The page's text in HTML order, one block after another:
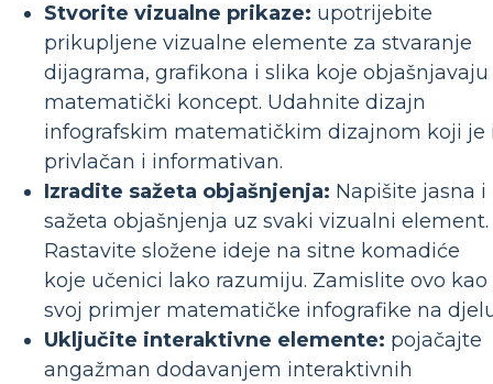
Stvorite vizualne prikaze: upotrijebite
prikupljene vizualne elemente za stvaranje
dijagrama, grafikona i slika koje objašnjavaju
matematički koncept. Udahnite dizajn
infografskim matematičkim dizajnom koji je
privlačan i informativan.
Izradite sažeta objašnjenja: Napišite jasna i
sažeta objašnjenja uz svaki vizualni element.
Rastavite složene ideje na sitne komadiće
koje učenici lako razumiju. Zamislite ovo kao
svoj primjer matematičke infografike na
Uključite interaktivne elemente: pojačajte
angažman dodavanjem interaktivnih